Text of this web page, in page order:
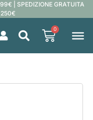
| SPEDIZIONE GRATUITA
250€
0